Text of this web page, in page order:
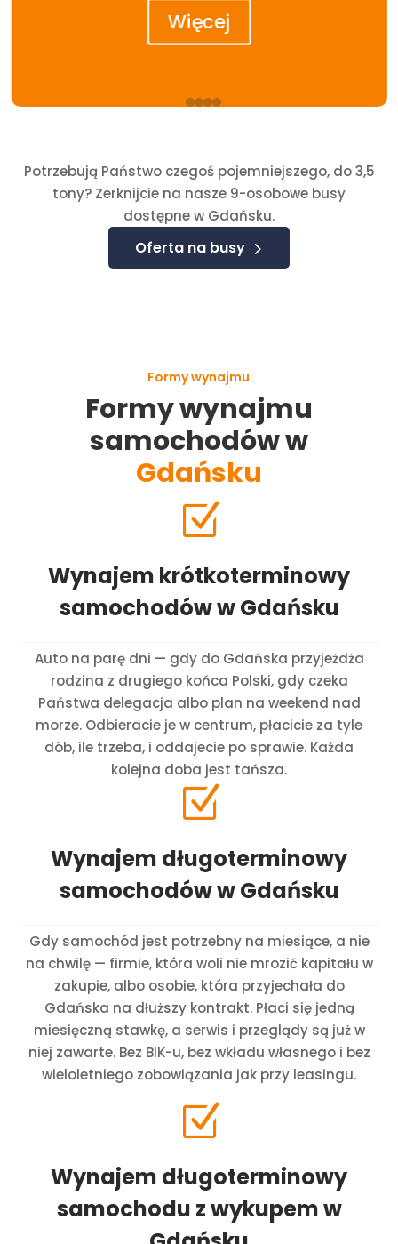
Więcej
Potrzebują Państwo czegoś pojemniejszego, do 3,5
tony? Zerknijcie na nasze 9-osobowe busy
dostępne w Gdańsku.
Oferta na busy
Formy wynajmu
Formy wynajmu
samochodów w
Gdańsku
Z
Wynajem krótkoterminowy
samochodów w Gdańsku
Auto na parę dni — gdy do Gdańska przyjeżdża
rodzina z drugiego końca Polski, gdy czeka
Państwa delegacja albo plan na weekend nad
morze. Odbieracie je w centrum, płacicie za tyle
dób, ile trzeba, i oddajecie po sprawie. Każda
kolejna doba jest tańsza.
Z
Wynajem długoterminowy
samochodów w Gdańsku
Gdy samochód jest potrzebny na miesiące, a nie
na chwilę — firmie, która woli nie mrozić kapitału w
zakupie, albo osobie, która przyjechała do
Gdańska na dłuższy kontrakt. Płaci się jedną
miesięczną stawkę, a serwis i przeglądy są już w
niej zawarte. Bez BIK-u, bez wkładu własnego i bez
wieloletniego zobowiązania jak przy leasingu.
Z
Wynajem długoterminowy
samochodu z wykupem w